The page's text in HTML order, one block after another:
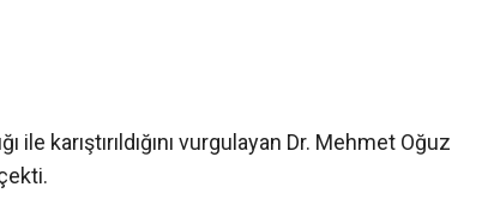
karıştırıldığını vurgulayan Dr. Mehmet Oğuz